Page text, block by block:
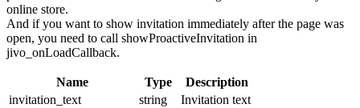
online store.
And if you want to show invitation immediately after the page was
open, you need to call showProactiveInvitation in
jivo_onLoadCallback.
Name Type
Description
invitation_text
string
Invitation text